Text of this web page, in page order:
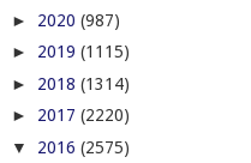
► 2020 (987)
► 2019 (1115)
► 2018 (1314)
► 2017 (2220)
▼ 2016 (2575)